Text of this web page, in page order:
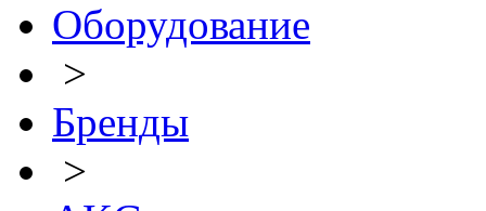
Оборудование
>
Бренды
>